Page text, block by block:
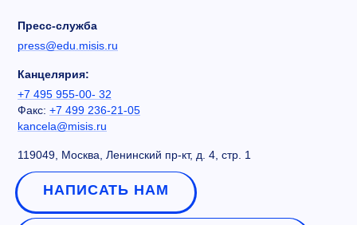
Пресс-служба
press@edu.misis.ru
Канцелярия:
+7 495 955-00- 32
Факс: +7 499 236-21-05
kancela@misis.ru
119049, Москва, Ленинский пр-кт, д. 4, стр. 1
НАПИСАТЬ НАМ